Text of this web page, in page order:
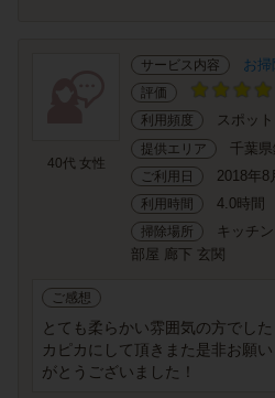
40代 女性
サービス内容 お掃
評価
利用頻度
スポット
提供エリア 千葉
ご利用日 2018年8
利用時間 4.0時間
掃除場所
キッチ
部屋 廊下 玄関
ご感想
とても柔らかい雰囲気の方でし
カピカにして頂きまた是非お願
がとうございました！